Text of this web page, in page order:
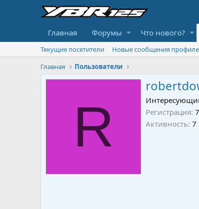
Главная Форумы Что нового?
Текущие посетители Новые сообщения
Главная
Пользователи
R
Регистрация
Активность 7